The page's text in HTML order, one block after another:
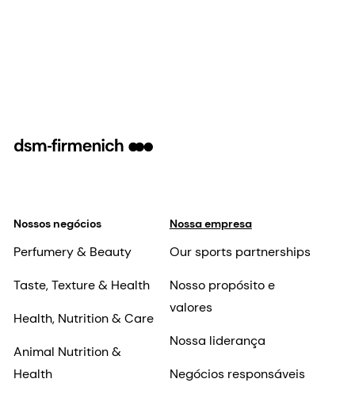
Nossos negócios
Perfumery & Beauty
Taste, Texture & Health
Health, Nutrition & Care
Animal Nutrition &
Health
Nossa empresa
Our sports partnerships
Nosso propósito e
valores
Nossa liderança
Negócios responsáveis